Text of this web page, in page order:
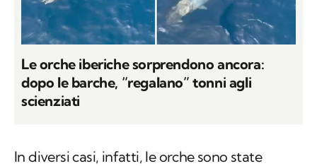
Le orche iberiche sorprendono ancora:
dopo le barche, “regalano” tonni agli
scienziati
In diversi casi, infatti, le orche sono state